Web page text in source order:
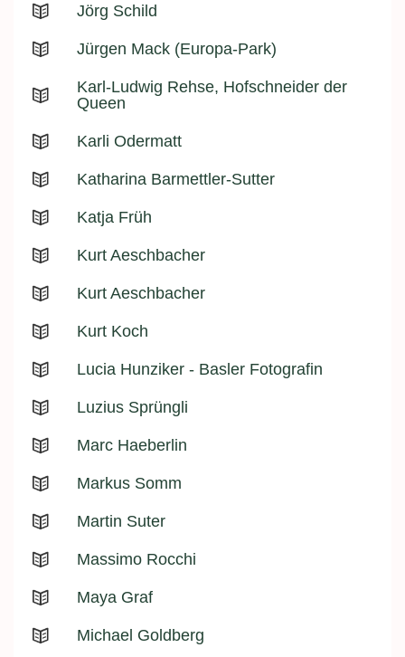
Jörg Schild
Jürgen Mack (Europa-Park)
Karl-Ludwig Rehse, Hofschneider der
Queen
Karli Odermatt
Katharina Barmettler-Sutter
Katja Früh
Kurt Aeschbacher
Kurt Aeschbacher
Kurt Koch
Lucia Hunziker - Basler Fotografin
Luzius Sprüngli
Marc Haeberlin
Markus Somm
Martin Suter
Massimo Rocchi
Maya Graf
Michael Goldberg